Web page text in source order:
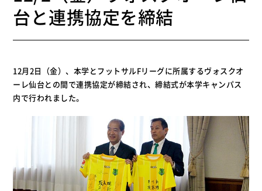
大
学
台と連携協定を締結
12月2日（金）、本学とフットサルFリーグに所属するヴォスクオ
ーレ仙台との間で連携協定が締結され、締結式が本学キャンパス
内で行われました。